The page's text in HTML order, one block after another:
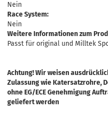
Nein
Race System:
Nein
Weitere Informationen zum
Passt für original und Milltek
Achtung! Wir weisen
Zulassung wie Katersatzrohre,
ohne EG/ECE Genehmigung
geliefert werden